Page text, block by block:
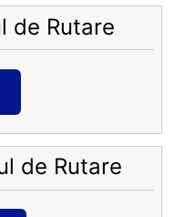
de Rutare
de Rutare